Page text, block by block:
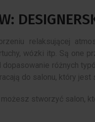
relaksującej
wózki itp. Są one
dopasowanie różnych
do salonu, który
stworzyć salon,